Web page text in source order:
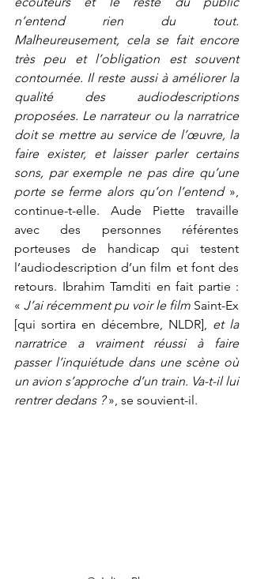
n’entend rien du tout.
Malheureusement, cela se fait encore
très peu et l’obligation est souvent
contournée. Il reste aussi à améliorer la
qualité des audiodescriptions
proposées. Le narrateur ou la narratrice
doit se mettre au service de l’œuvre, la
faire exister, et laisser parler certains
sons, par exemple ne pas dire qu’une
porte se ferme alors qu’on l’entend »,
continue-t-elle. Aude Piette travaille
avec des personnes référentes
porteuses de handicap qui testent
l’audiodescription d’un film et font des
retours. Ibrahim Tamditi en fait partie :
« J’ai récemment pu voir le film Saint-Ex
[qui sortira en décembre, NLDR], et la
narratrice a vraiment réussi à faire
passer l’inquiétude dans une scène où
un avion s’approche d’un train. Va-t-il lui
rentrer dedans ? », se souvient-il.